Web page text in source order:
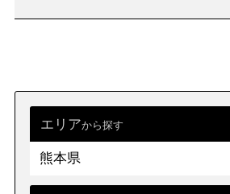
エリアから探す
熊本県